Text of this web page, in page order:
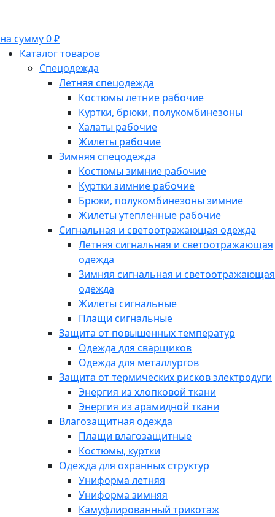
на сумму 0 ₽
Каталог товаров
Спецодежда
Летняя спецодежда
Костюмы летние рабочие
Куртки, брюки, полукомбинезоны
Халаты рабочие
Жилеты рабочие
Зимняя спецодежда
Костюмы зимние рабочие
Куртки зимние рабочие
Брюки, полукомбинезоны зимние
Жилеты утепленные рабочие
Сигнальная и светоотражающая одежда
Летняя сигнальная и светоотражающая
одежда
Зимняя сигнальная и светоотражающая
одежда
Жилеты сигнальные
Плащи сигнальные
Защита от повышенных температур
Одежда для сварщиков
Одежда для металлургов
Защита от термических рисков электродуги
Энергия из хлопковой ткани
Энергия из арамидной ткани
Влагозащитная одежда
Плащи влагозащитные
Костюмы, куртки
Одежда для охранных структур
Униформа летняя
Униформа зимняя
Камуфлированный трикотаж